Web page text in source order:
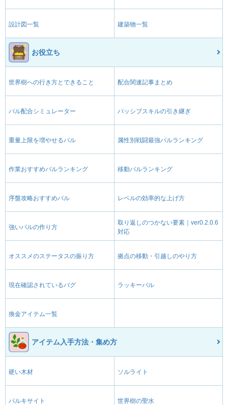
設計図一覧 建築物一覧
お役立ち
世界樹への行き方とできること 配合関連記事まとめ
パル配合シミュレーター パッシブスキルの引き継ぎ
重量上限を増やせるパル 属性別戦闘最強パルランキング
作業おすすめパルランキング 移動パルランキング
序盤攻略おすすめパル レベルの効率的な上げ方
強いパルの作り方
取り返しのつかない要素｜ver0.2.0.6
対応
オススメのステータスの振り方 拠点の移動・引越しのやり方
現在確認されているバグ ラッキーパル
換金アイテム一覧
アイテム入手方法・集め方
硬い木材 ソルライト
パルキサイト 世界樹の聖水